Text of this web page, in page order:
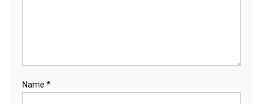
Name *